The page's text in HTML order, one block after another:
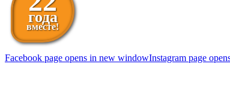
года
вместе!
Facebook page opens in new windowInstagram page